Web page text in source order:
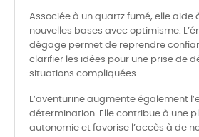
Associée à un quartz fumé, elle aide
nouvelles bases avec optimisme.
dégage permet de reprendre
clarifier les idées pour une prise de
situations compliquées.
L’aventurine augmente également
détermination. Elle contribue à une
autonomie et favorise l’accès à de